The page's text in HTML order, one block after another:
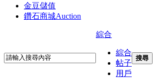
金豆儲值
鑽石商城Auction
綜合
綜合
帖子
用戶
搜尋